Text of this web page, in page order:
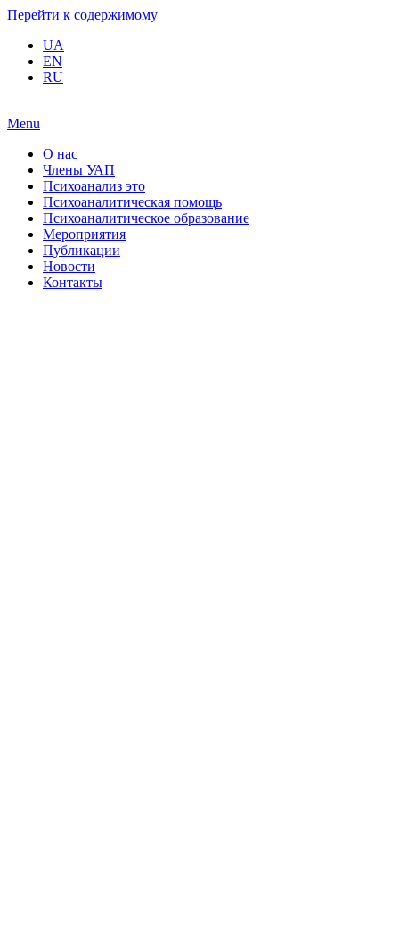
Перейти к содержимому
UA
EN
RU
Menu
О нас
Члены УАП
Психоанализ это
Психоаналитическая помощь
Психоаналитическое образование
Мероприятия
Публикации
Новости
Контакты